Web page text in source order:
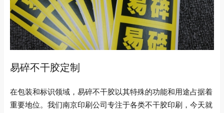
易碎不干胶定制
在包装和标识领域，易碎不干胶以其特殊的功能和用途占据着
重要地位。我们南京印刷公司专注于各类不干胶印刷，今天就